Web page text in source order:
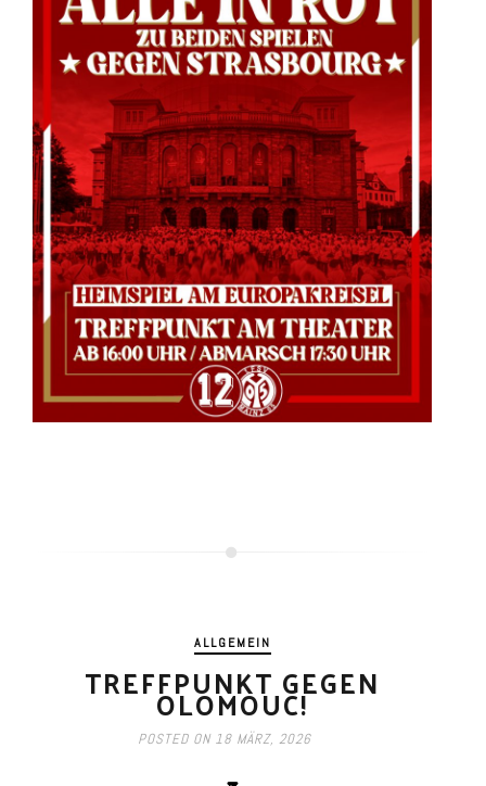
ALLGEMEIN
TREFFPUNKT GEGEN
OLOMOUC!
POSTED ON 18 MÄRZ, 2026